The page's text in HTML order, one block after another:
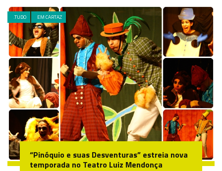
.TUDO EM CARTAZ
“Pinóquio e suas Desventuras” estreia nova
temporada no Teatro Luiz Mendonça